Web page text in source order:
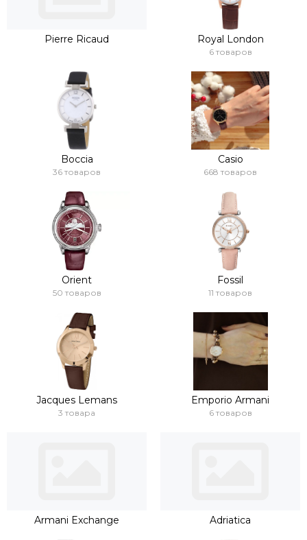
Pierre Ricaud Royal London
6 товаров
Boccia
36 товаров
Casio
668 товаров
Orient
50 товаров
Fossil
11 товаров
Jacques Lemans
3 товара
Emporio Armani
6 товаров
Armani Exchange Adriatica